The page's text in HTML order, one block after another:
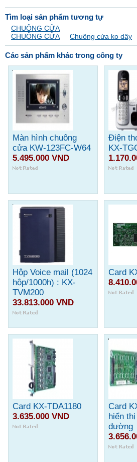
Tìm loại sản phẩm tương tự
CHUÔNG CỬA
CHUÔNG CỬA
Chuông cửa ko dây
Các sản phẩm khác trong công ty
Màn hình chuông
cửa KW-123FC-W64
5.495.000 VND
Điện
KX-
Hộp Voice mail (1024
hộp/1000h) : KX-
TVM200
33.813.000 VND
Card
Card KX-TDA1180
3.635.000 VND
Card
hiển
đường